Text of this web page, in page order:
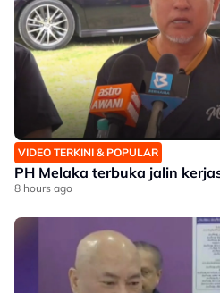
VIDEO TERKINI & POPULAR
PH Melaka terbuka jalin
8 hours ago